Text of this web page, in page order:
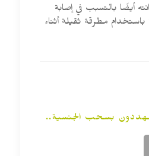
أيضًا بالتسبب في إصابة
مطرقة ثقيلة أثناء